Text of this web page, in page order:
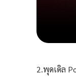
2.พุดเดิล